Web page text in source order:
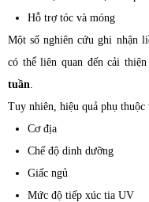
Hỗ trợ tóc và móng
Một số nghiên cứu ghi nhận
có thể liên quan đến cải
tuần
Tuy nhiên, hiệu quả phụ thuộc
Cơ địa
Chế độ dinh dưỡng
Giấc ngủ
Mức độ tiếp xúc tia UV